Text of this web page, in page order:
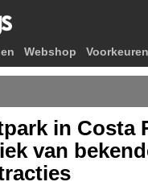
Webshop Voorkeuren
in Costa
van